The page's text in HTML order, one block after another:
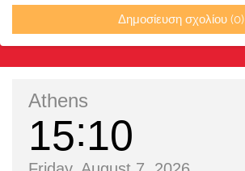
Δημοσίευση σχολίου (0)
Athens
15 10